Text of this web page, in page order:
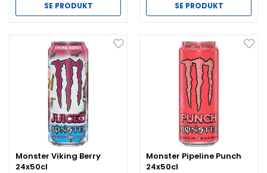
SE PRODUKT SE PRODUKT
Monster Viking Berry
24x50cl
Monster Pipeline Punch
24x50cl